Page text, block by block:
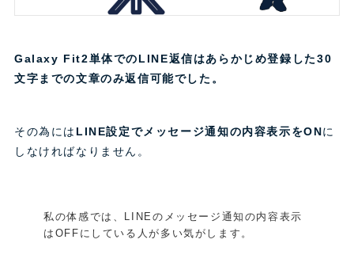
Galaxy Fit2単体でのLINE返信はあらかじめ登録した30
文字までの文章のみ返信可能でした。
その為には LINE設定でメッセージ通知の内容表示をONに
しなければなりません。
私の体感では、LINEのメッセージ通知の内容表示
はOFFにしている人が多い気がします。